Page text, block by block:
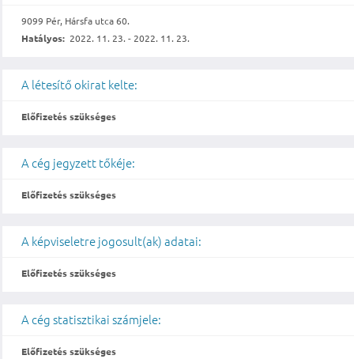
9099 Pér, Hársfa utca 60.
Hatályos: 2022. 11. 23. - 2022. 11. 23.
A létesítő okirat kelte:
Előfizetés szükséges
A cég jegyzett tőkéje:
Előfizetés szükséges
A képviseletre jogosult(ak) adatai:
Előfizetés szükséges
A cég statisztikai számjele:
Előfizetés szükséges